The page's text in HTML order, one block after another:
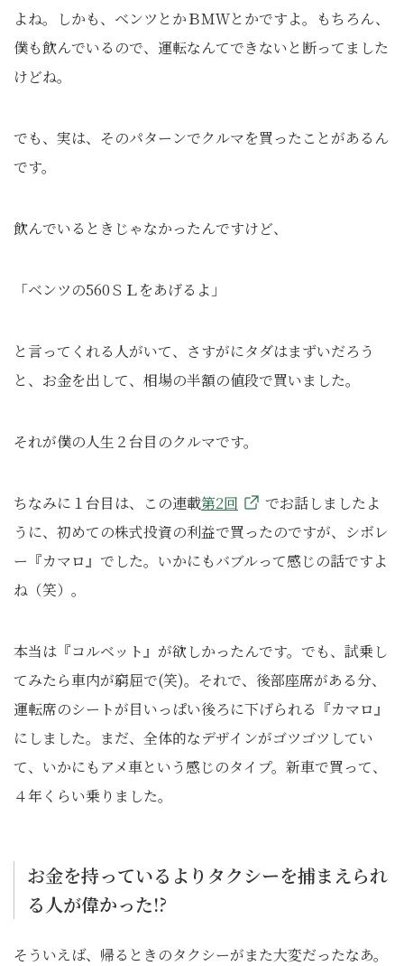
よね。しかも、ベンツとかＢＭＷとかですよ。もちろん、
僕も飲んでいるので、運転なんてできないと断ってました
けどね。
でも、実は、そのパターンでクルマを買ったことがあるん
です。
飲んでいるときじゃなかったんですけど、
「ベンツの560ＳＬをあげるよ」
と言ってくれる人がいて、さすがにタダはまずいだろう
と、お金を出して、相場の半額の値段で買いました。
それが僕の人生２台目のクルマです。
ちなみに１台目は、この連載第2回
でお話しましたよ
うに、初めての株式投資の利益で買ったのですが、シボレ
ー『カマロ』でした。いかにもバブルって感じの話ですよ
ね（笑）。
本当は『コルベット』が欲しかったんです。でも、試乗し
てみたら車内が窮屈で(笑)。それで、後部座席がある分、
運転席のシートが目いっぱい後ろに下げられる『カマロ』
にしました。まだ、全体的なデザインがゴツゴツしてい
て、いかにもアメ車という感じのタイプ。新車で買って、
４年くらい乗りました。
お金を持っているよりタクシーを捕まえられ
る人が偉かった!?
そういえば、帰るときのタクシーがまた大変だったなあ。